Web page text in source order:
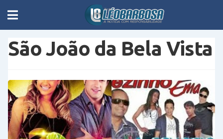
São João da Bela Vista